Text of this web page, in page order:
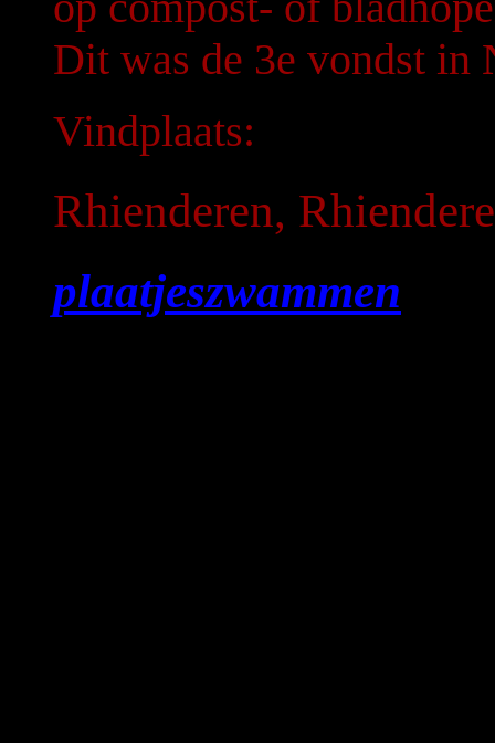
Dit was de 3e vondst in
Vindplaats:
Rhienderen,
plaatjeszwammen